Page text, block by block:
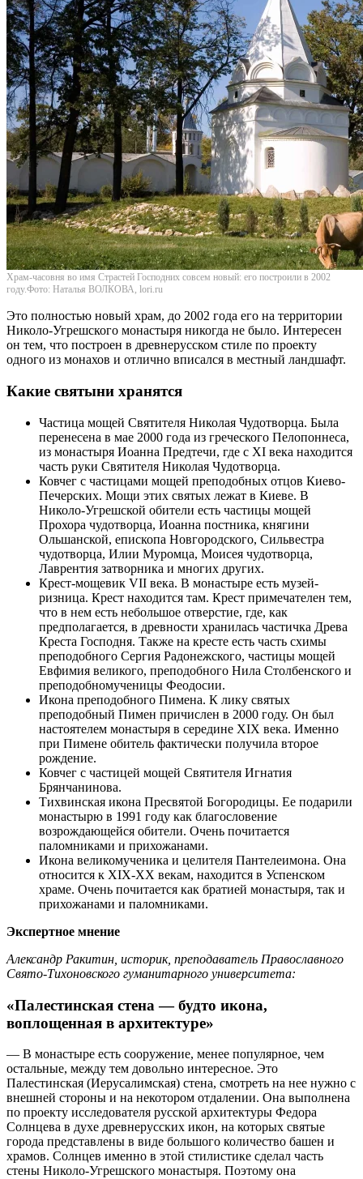
Храм-часовня во имя Страстей Господних совсем новый: его построили в 2002
году.Фото: Наталья ВОЛКОВА, lori.ru
Это полностью новый храм, до 2002 года его на территории
Николо-Угрешского монастыря никогда не было. Интересен
он тем, что построен в древнерусском стиле по проекту
одного из монахов и отлично вписался в местный ландшафт.
Какие святыни хранятся
Частица мощей Святителя Николая Чудотворца. Была
перенесена в мае 2000 года из греческого Пелопоннеса,
из монастыря Иоанна Предтечи, где с XI века находится
часть руки Святителя Николая Чудотворца.
Ковчег с частицами мощей преподобных отцов Киево-
Печерских. Мощи этих святых лежат в Киеве. В
Николо-Угрешской обители есть частицы мощей
Прохора чудотворца, Иоанна постника, княгини
Ольшанской, епископа Новгородского, Сильвестра
чудотворца, Илии Муромца, Моисея чудотворца,
Лаврентия затворника и многих других.
Крест-мощевик VII века. В монастыре есть музей-
ризница. Крест находится там. Крест примечателен тем,
что в нем есть небольшое отверстие, где, как
предполагается, в древности хранилась частичка Древа
Креста Господня. Также на кресте есть часть схимы
преподобного Сергия Радонежского, частицы мощей
Евфимия великого, преподобного Нила Столбенского и
преподобномученицы Феодосии.
Икона преподобного Пимена. К лику святых
преподобный Пимен причислен в 2000 году. Он был
настоятелем монастыря в середине XIX века. Именно
при Пимене обитель фактически получила второе
рождение.
Ковчег с частицей мощей Святителя Игнатия
Брянчанинова.
Тихвинская икона Пресвятой Богородицы. Ее подарили
монастырю в 1991 году как благословение
возрождающейся обители. Очень почитается
паломниками и прихожанами.
Икона великомученика и целителя Пантелеимона. Она
относится к ХIХ-ХХ векам, находится в Успенском
храме. Очень почитается как братией монастыря, так и
прихожанами и паломниками.
Экспертное мнение
Александр Ракитин, историк, преподаватель Православного
Свято-Тихоновского гуманитарного университета:
«Палестинская стена — будто икона,
воплощенная в архитектуре»
— В монастыре есть сооружение, менее популярное, чем
остальные, между тем довольно интересное. Это
Палестинская (Иерусалимская) стена, смотреть на нее нужно с
внешней стороны и на некотором отдалении. Она выполнена
по проекту исследователя русской архитектуры Федора
Солнцева в духе древнерусских икон, на которых святые
города представлены в виде большого количество башен и
храмов. Солнцев именно в этой стилистике сделал часть
стены Николо-Угрешского монастыря. Поэтому она